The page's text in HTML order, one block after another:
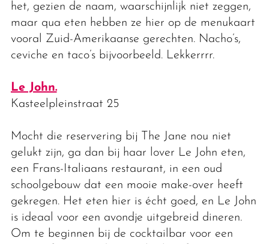
het, gezien de naam, waarschijnlijk niet zeggen,
maar qua eten hebben ze hier op de menukaart
vooral Zuid-Amerikaanse gerechten. Nacho’s,
ceviche en taco’s bijvoorbeeld. Lekkerrrr.
Le John.
Kasteelpleinstraat 25
Mocht die reservering bij The Jane nou niet
gelukt zijn, ga dan bij haar lover Le John eten,
een Frans-Italiaans restaurant, in een oud
schoolgebouw dat een mooie make-over heeft
gekregen. Het eten hier is écht goed, en Le John
is ideaal voor een avondje uitgebreid dineren.
Om te beginnen bij de cocktailbar voor een